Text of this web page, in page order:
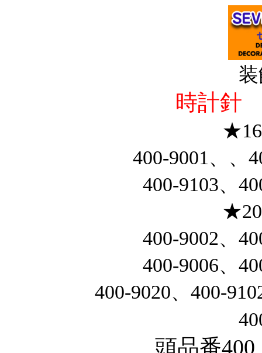
時計針
400-9001、、
400-9103、
400-9002、
400-9006、
400-9020、400-
頭品番